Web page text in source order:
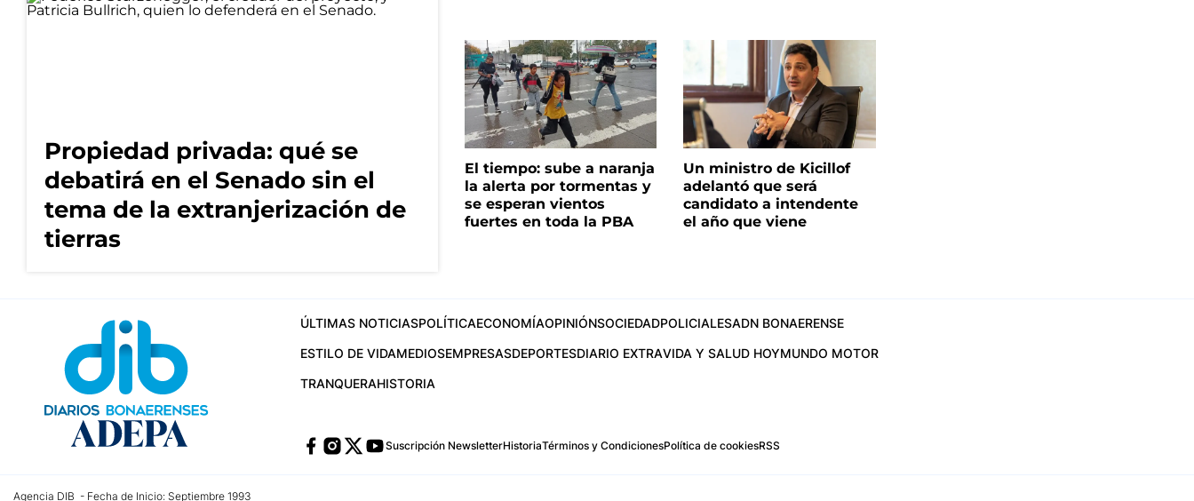
Propiedad privada: qué se
debatirá en el Senado sin el
tema de la extranjerización de
tierras
El tiempo: sube a naranja
la alerta por tormentas y
se esperan vientos
fuertes en toda la PBA
Un ministro de Kicillof
adelantó que será
candidato a intendente
el año que viene
ÚLTIMAS NOTICIASPOLÍTICAECONOMÍAOPINIÓNSOCIEDADPOLICIALESADN BONAERENSE
ESTILO DE VIDAMEDIOSEMPRESASDEPORTESDIARIO EXTRAVIDA Y SALUD HOYMUNDO MOTOR
TRANQUERAHISTORIA
Suscripción NewsletterHistoriaTérminos y CondicionesPolítica de cookiesRSS
Agencia DIB - Fecha de Inicio: Septiembre 1993